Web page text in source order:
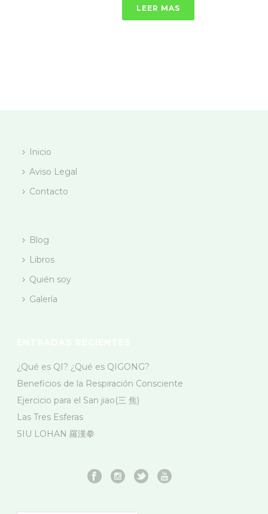
LEER MAS
Inicio
Aviso Legal
Contacto
Blog
Libros
Quién soy
Galería
¿Qué es QI? ¿Qué es QIGONG?
Beneficios de la Respiración Consciente
Ejercicio para el San jiao(三 焦)
Las Tres Esferas
SIU LOHAN 羅漢拳